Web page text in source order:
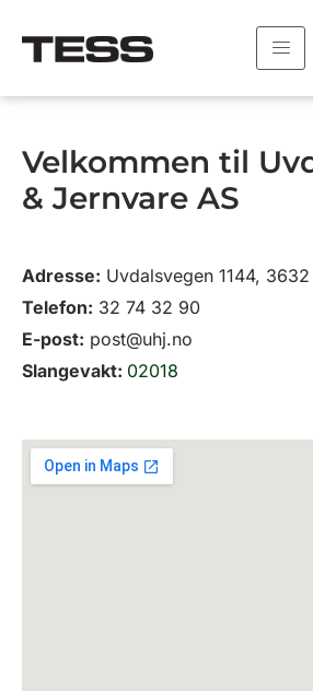
rett
Velkommen til
& Jernvare AS
Adresse: Uvdalsvegen 1144,
Telefon: 32 74 32 90
E-post: post@uhj.no
Slangevakt: 02018